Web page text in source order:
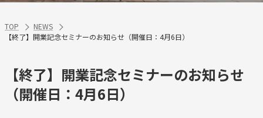
TOP
NEWS
【終了】開業記念セミナーのお知らせ（開催日：4月6日）
【終了】開業記念セミナーのお知らせ
（開催日：4月6日）